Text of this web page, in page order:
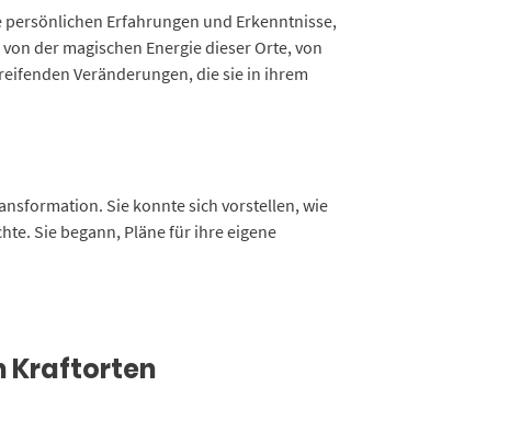
Erfahrungen und Erkenntnisse,
der magischen Energie dieser Orte, von
Veränderungen, die sie in ihrem
Sie konnte sich vorstellen, wie
Sie begann, Pläne für ihre eigene
Kraftorten